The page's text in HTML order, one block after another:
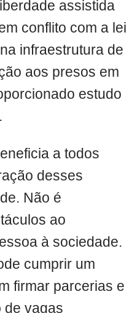
assistida
conflito com a lei
infraestrutura de
aos presos em
estudo
a todos
desses
Não é
ao
à sociedade.
cumprir um
firmar parcerias e
de vagas